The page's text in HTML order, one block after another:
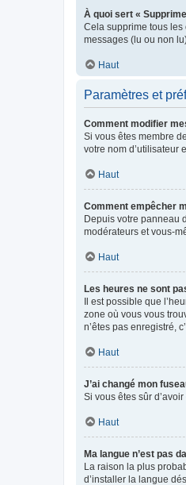
À quoi sert «
Cela supprime tous les
messages (lu ou non
Haut
Paramètres et
Comment modifier
Si vous êtes membre
votre nom d’utilisateur
Haut
Comment empêcher
Depuis votre panneau
modérateurs et vous-
Haut
Les heures ne sont
Il est possible que
zone où vous vous
n’êtes pas enregistré,
Haut
J’ai changé mon
Si vous êtes sûr
Haut
Ma langue n’est pas
La raison la plus
d’installer la langue